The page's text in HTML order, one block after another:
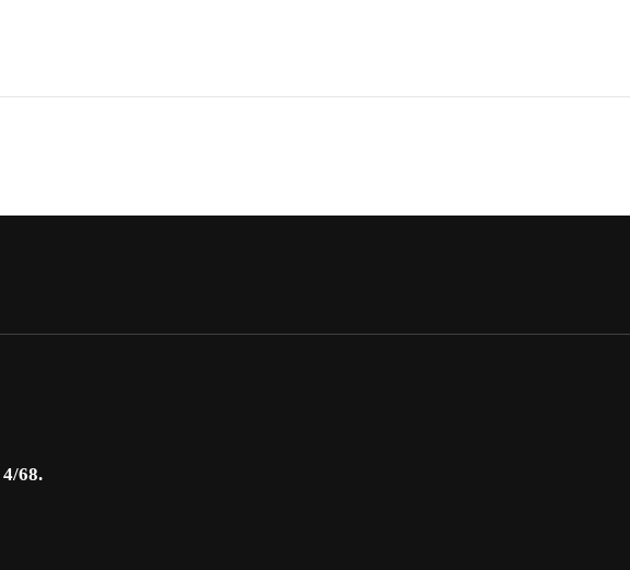
68.